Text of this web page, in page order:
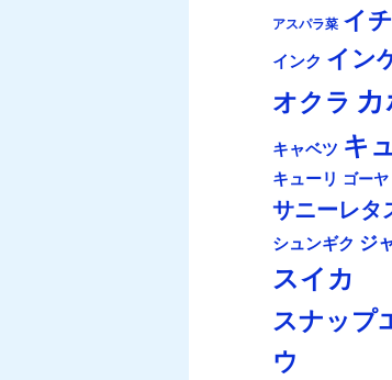
アスパラ菜 イ
インク イン
オクラ
キャベツ キ
キューリ ゴーヤ
サニーレタ
シュンギク ジ
スイカ
スナップ
ウ